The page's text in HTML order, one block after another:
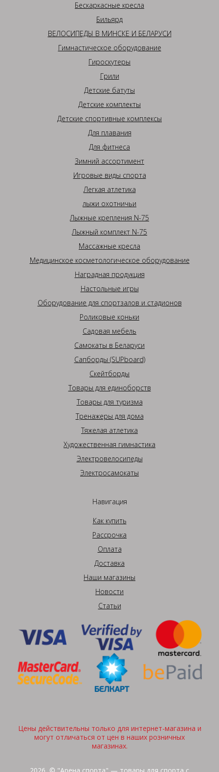
Бескаркасные кресла
Бильярд
ВЕЛОСИПЕДЫ В МИНСКЕ И БЕЛАРУСИ
Гимнастическое оборудование
Гироскутеры
Грили
Детские батуты
Детские комплекты
Детские спортивные комплексы
Для плавания
Для фитнеса
Зимний ассортимент
Игровые виды спорта
Легкая атлетика
лыжи охотничьи
Лыжные крепления N-75
Лыжный комплект N-75
Массажные кресла
Медицинское косметологическое оборудование
Наградная продукция
Настольные игры
Оборудование для спортзалов и стадионов
Роликовые коньки
Садовая мебель
Самокаты в Беларуси
Сапборды (SUPboard)
Скейтборды
Товары для единоборств
Товары для туризма
Тренажеры для дома
Тяжелая атлетика
Художественная гимнастика
Электровелосипеды
Электросамокаты
Навигация
Как купить
Рассрочка
Оплата
Доставка
Наши магазины
Новости
Статьи
Цены действительны только для интернет-магазина и
могут отличаться от цен в наших розничных
магазинах.